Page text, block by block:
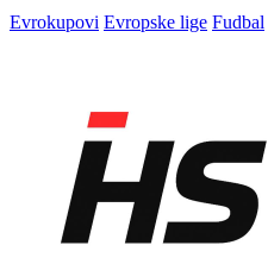
Evrokupovi Evropske lige Fudbal